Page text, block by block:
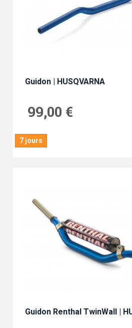
Guidon | HUSQVARNA
99,00 €
7 jours
Guidon Renthal TwinWall |